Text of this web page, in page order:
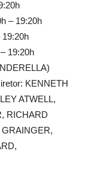
– 19:20h
19:20h
19:20h
KENNETH
ATWELL,
RICHARD